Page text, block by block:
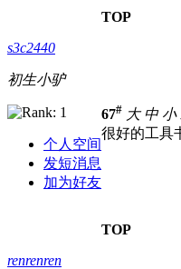
TOP
s3c2440
初生小驴
个人空间
发短消息
加为好友
67# 大 中 小
很好的工具
TOP
renrenren